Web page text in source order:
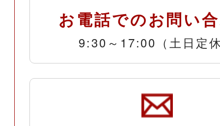
お電話でのお問い
9:30～17:00（土日定